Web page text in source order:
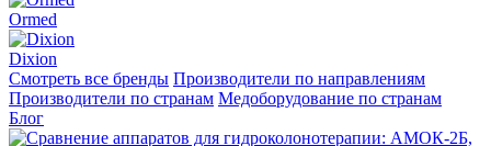
Ormed
Dixion
Смотреть все бренды Производители по направлениям
Производители по странам Медоборудование по странам
Блог